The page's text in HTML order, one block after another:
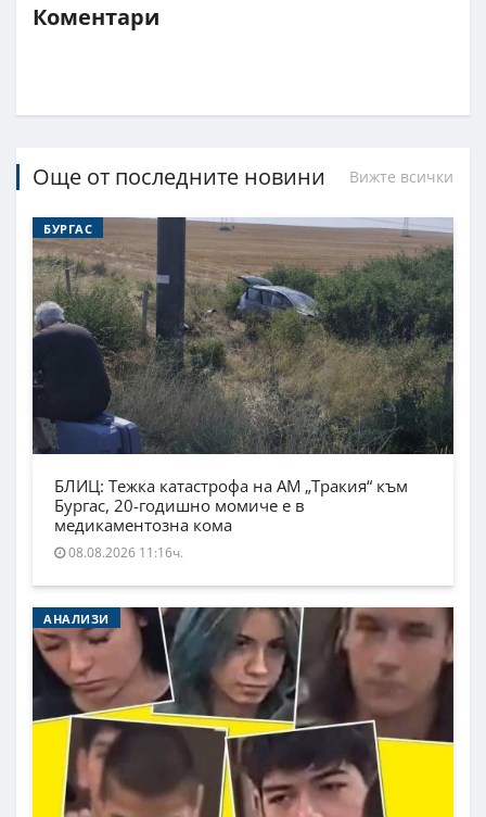
Коментари
Още от последните новини Вижте всички
БУРГАС
БЛИЦ: Тежка катастрофа на АМ „Тракия“ към
Бургас, 20-годишно момиче е в
медикаментозна кома
08.08.2026 11:16ч.
АНАЛИЗИ